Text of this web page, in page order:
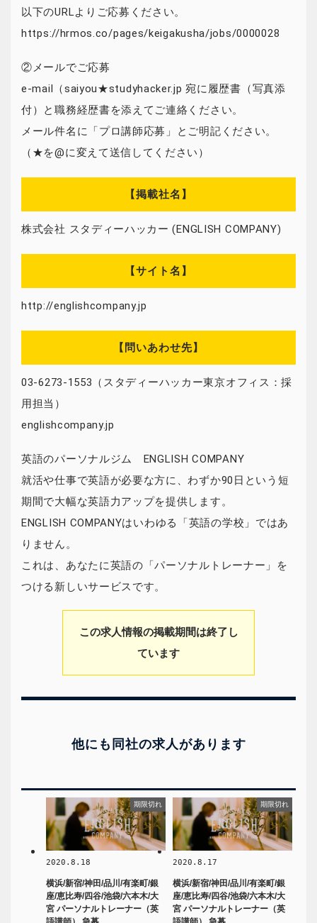
以下のURLよりご応募ください。
https://hrmos.co/pages/keigakusha/jobs/0000028
②メールでご応募
e-mail（saiyou★studyhacker.jp 宛に履歴書（写真添
付）と職務経歴書を添えてご連絡ください。
メール件名に「プロ講師応募」とご明記ください。
（★を@に変えて送信してください）
【掲載社名】
株式会社 スタディーハッカー (ENGLISH COMPANY)
【サイト名】
http://englishcompany.jp
【問いあわせ先】
03-6273-1553（スタディーハッカー東京オフィス：採
用担当）
englishcompany.jp
英語のパーソナルジム ENGLISH COMPANY
就活や仕事で英語が必要な方に、わずか90日という短
期間で大幅な英語力アップを提供します。
ENGLISH COMPANYはいわゆる「英語の学校」ではあ
りません。
これは、あなたに英語の「パーソナルトレーナー」を
つける新しいサービスです。
この求人情報の掲載期間は終了し
ています
他にも同社の求人があります
期限切れ
2020.8.18
横浜/新宿/神田/品川/有楽町/銀
座/恵比寿/四谷/池袋/六本木/大
宮 パーソナルトレーナー（英
期限切れ
2020.8.17
横浜/新宿/神田/品川/有楽町/銀
座/恵比寿/四谷/池袋/六本木/大
宮 パーソナルトレーナー（英